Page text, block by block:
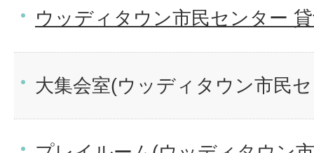
ウッディタウン市民センター
大集会室(ウッディタウン市民